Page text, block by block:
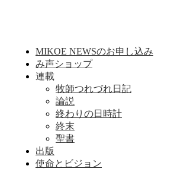
MIKOE NEWSのお申し込み
み声ショップ
連載
牧師つれづれ日記
論説
終わりの日時計
終末
聖書
出版
使命とビジョン